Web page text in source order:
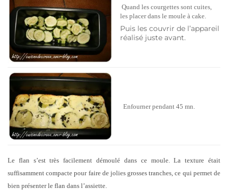
Quand les courgettes sont cuites,
les placer dans le moule à cake.
Puis les couvrir de l’appareil
réalisé juste avant.
Enfourner pendant 45 mn.
Le flan s’est très facilement démoulé dans ce moule. La texture était
suffisamment compacte pour faire de jolies grosses tranches, ce qui permet de
bien présenter le flan dans l’assiette.